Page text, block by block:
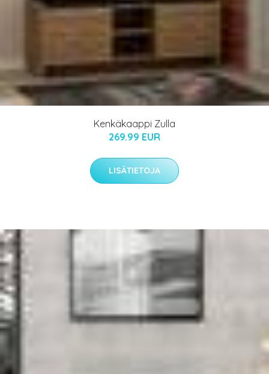
Kenkäkaappi Zulla
269.99 EUR
LISÄTIETOJA